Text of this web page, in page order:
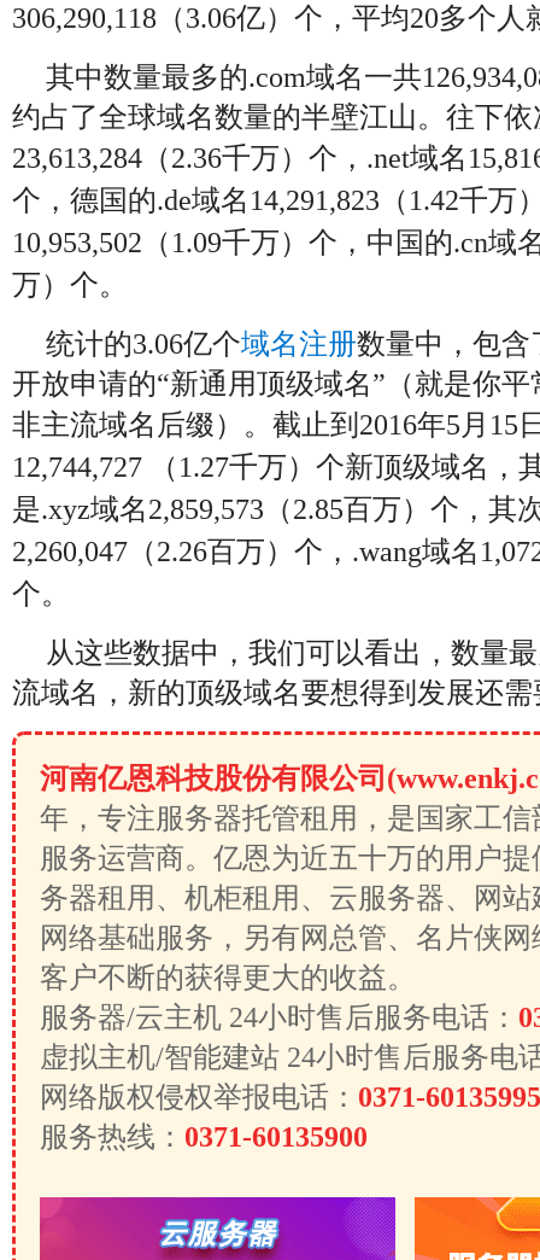
306,290,118（3.06亿）个，平均20多个
其中数量最多的.com域名一共
约占了全球域名数量的半壁江山。往下
23,613,284（2.36千万）个，.net域名
个，德国的.de域名14,291,823（1.42千万
10,953,502（1.09千万）个，中国的.cn域
万）个。
统计的3.06亿个域名注册数量中，包含
开放申请的“新通用顶级域名”（就是你
非主流域名后缀）。截止到2016年5月15
12,744,727 （1.27千万）个新顶级域名，
是.xyz域名2,859,573（2.85百万）个，其
2,260,047（2.26百万） 个，.wang域名
个。
从这些数据中，我们可以看出，数量
流域名，新的顶级域名要想得到发展还
河南亿恩科技股份有限公司
年，专注服务器托管租用，是国家工
服务运营商。亿恩为近五十万的用户
务器租用、机柜租用、云服务器、网
网络基础服务，另有网总管、名片侠
客户不断的获得更大的收益。
服务器/云主机 24小时售后服务电话：
虚拟主机/智能建站 24小时售后服务电
网络版权侵权举报电话： 0371-60135995
服务热线： 0371-60135900